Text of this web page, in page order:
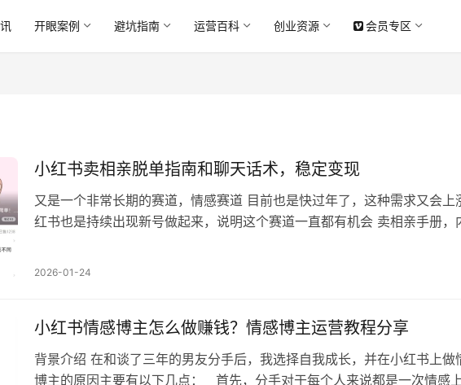
开眼案例 避坑指南 运营百科 创业资源 会员专区
小红书卖相亲脱单指南和聊天话术，稳定变现
又是一个非常长期的赛道，情感赛道 目前也是快过年了，这种需求又会上
红书也是持续出现新号做起来，说明这个赛道一直都有机会 卖相亲手册，
2026-01-24
小红书情感博主怎么做赚钱？情感博主运营教程分享
背景介绍 在和谈了三年的男友分手后，我选择自我成长，并在小红书上做
博主的原因主要有以下几点： 首先，分手对于每个人来说都是一次情感